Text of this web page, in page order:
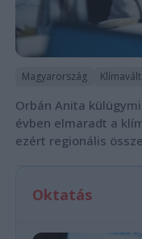
Magyarország
Orbán Anita
évben elmaradt a
ezért regionális
Oktatás